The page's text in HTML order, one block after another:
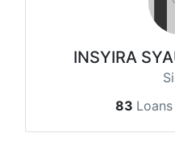
INSYIRA
83 Loans